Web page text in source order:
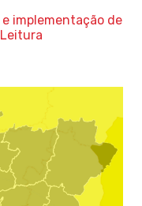
implementação de